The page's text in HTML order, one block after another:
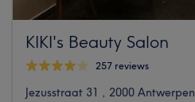
KIKI's Beauty Salon
257 reviews
Jezusstraat 31 , 2000 Antwerpen